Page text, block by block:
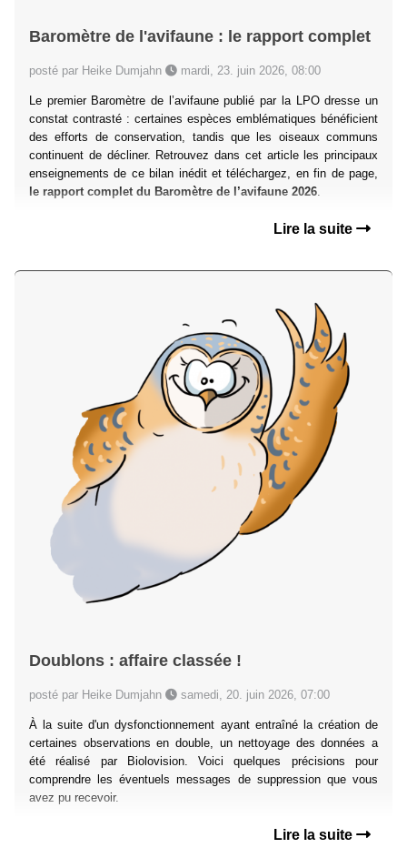
Baromètre de l'avifaune : le rapport complet
posté par Heike Dumjahn mardi, 23. juin 2026, 08:00
Le premier Baromètre de l’avifaune publié par la LPO dresse un
constat contrasté : certaines espèces emblématiques bénéficient
des efforts de conservation, tandis que les oiseaux communs
continuent de décliner. Retrouvez dans cet article les principaux
enseignements de ce bilan inédit et téléchargez, en fin de page,
le rapport complet du Baromètre de l’avifaune 2026.
Lire la suite
Doublons : affaire classée !
posté par Heike Dumjahn samedi, 20. juin 2026, 07:00
À la suite d'un dysfonctionnement ayant entraîné la création de
certaines observations en double, un nettoyage des données a
été réalisé par Biolovision. Voici quelques précisions pour
comprendre les éventuels messages de suppression que vous
avez pu recevoir.
Lire la suite